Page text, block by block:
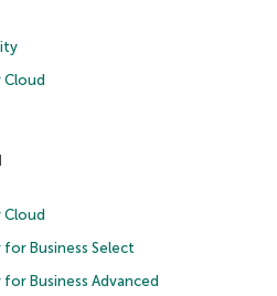
Cloud
Cloud
Business Select
Business Advanced